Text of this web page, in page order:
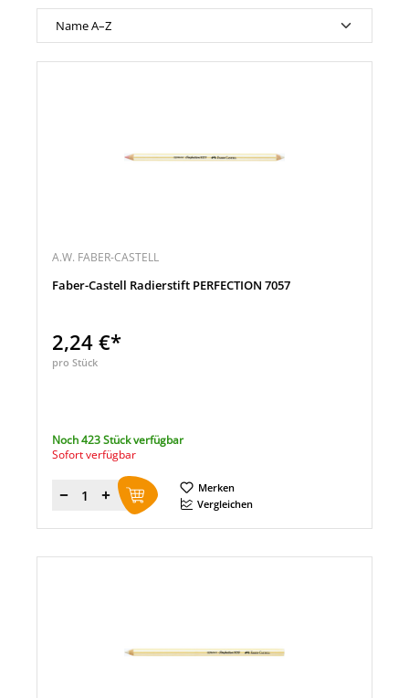
A.W. FABER-CASTELL
Faber-Castell Radierstift PERFECTION 7057
2,24 €*
pro Stück
Noch 423 Stück verfügbar
Sofort verfügbar
Menge
Merken
Vergleichen